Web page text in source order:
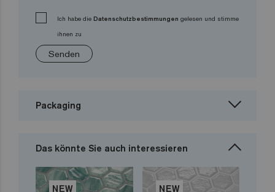
Ich habe die Datenschutzbestimmungen gelesen und stimme
ihnen zu
Senden
Packaging
Das könnte Sie auch interessieren
NEW NEW